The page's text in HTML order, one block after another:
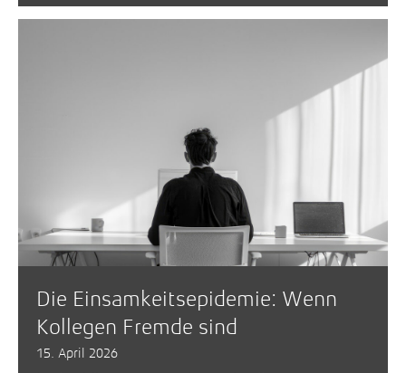
Die Einsamkeitsepidemie: Wenn
Kollegen Fremde sind
15. April 2026